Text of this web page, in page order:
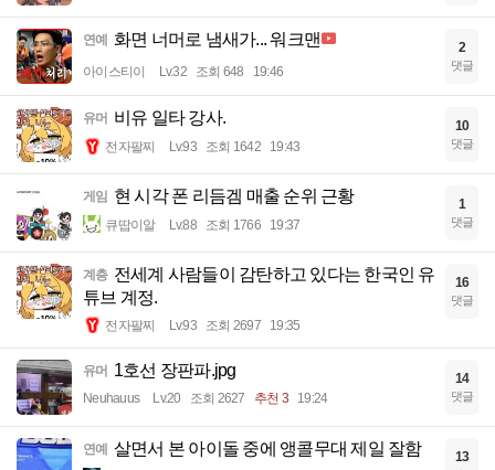
연예 화면 너머로 냄새가... 워크맨
아이스티이 Lv.32 조회 648 19:46
2
댓글
유머 비유 일타 강사.
전자팔찌 Lv.93 조회 1642 19:43
10
댓글
게임 현 시각 폰 리듬겜 매출 순위 근황
큐땁이알 Lv.88 조회 1766 19:37
1
댓글
계층 전세계 사람들이 감탄하고 있다는 한국인 유
튜브 계정.
전자팔찌 Lv.93 조회 2697 19:35
16
댓글
유머 1호선 장판파.jpg
Neuhauus Lv.20 조회 2627 추천 3 19:24
14
댓글
연예 살면서 본 아이돌 중에 앵콜무대 제일 잘함 13